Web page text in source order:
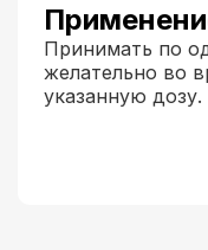
Принимать по
желательно во
указанную дозу.